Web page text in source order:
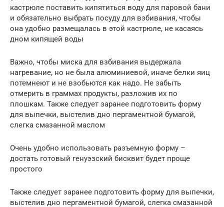
кастрюле поставить кипятиться воду для паровой бани
и обязательно выбрать посуду для взбивания, чтобы
она удобно размещалась в этой кастрюле, не касаясь
дном кипящей воды
Важно, чтобы миска для взбивания выдержала
нагревание, но не была алюминиевой, иначе белки яиц
потемнеют и не взобьются как надо. Не забыть
отмерить в граммах продукты, разложив их по
плошкам. Также следует заранее подготовить форму
для выпечки, выстелив дно пергаментной бумагой,
слегка смазанной маслом
Очень удобно использовать разъемную форму –
достать готовый генуэзский бисквит будет проще
простого
Также следует заранее подготовить форму для выпечки,
выстелив дно пергаментной бумагой, слегка смазанной